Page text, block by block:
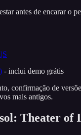
antes de encarar o
- inclui demo grátis
confirmação de
mais antigos.
Theater of